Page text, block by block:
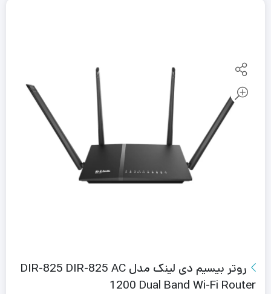
روتر بیسیم دی لینک مدل DIR-825 DIR-825 AC
1200 Dual Band Wi-Fi Router